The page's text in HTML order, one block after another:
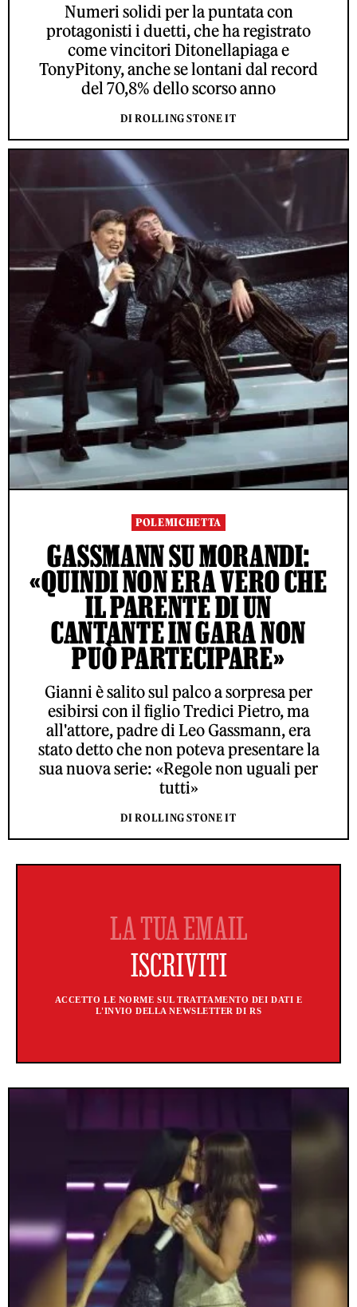
Numeri solidi per la puntata con
protagonisti i duetti, che ha registrato
come vincitori Ditonellapiaga e
TonyPitony, anche se lontani dal record
del 70,8% dello scorso anno
DI ROLLING STONE IT
POLEMICHETTA
GASSMANN SU MORANDI:
«QUINDI NON ERA VERO CHE
IL PARENTE DI UN
CANTANTE IN GARA NON
PUÒ PARTECIPARE»
Gianni è salito sul palco a sorpresa per
esibirsi con il figlio Tredici Pietro, ma
all'attore, padre di Leo Gassmann, era
stato detto che non poteva presentare la
sua nuova serie: «Regole non uguali per
tutti»
DI ROLLING STONE IT
ACCETTO LE NORME SUL TRATTAMENTO DEI DATI E
L'INVIO DELLA NEWSLETTER DI RS